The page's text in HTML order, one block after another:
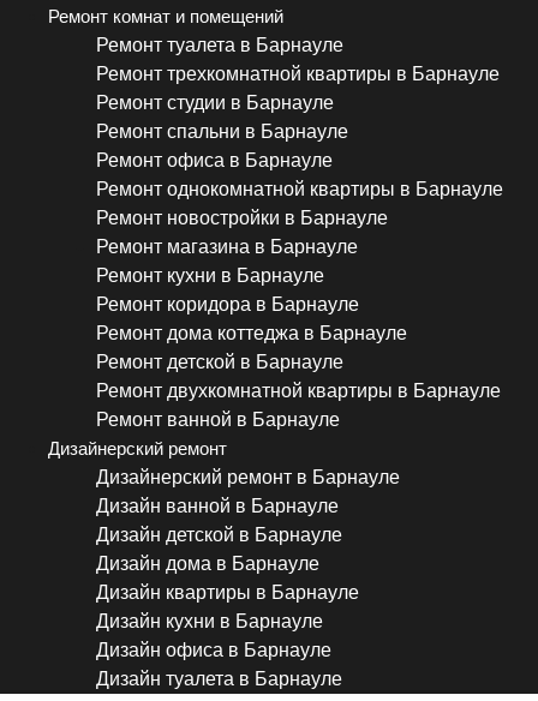
Ремонт комнат и помещений
Ремонт туалета в Барнауле
Ремонт трехкомнатной квартиры в Барнауле
Ремонт студии в Барнауле
Ремонт спальни в Барнауле
Ремонт офиса в Барнауле
Ремонт однокомнатной квартиры в Барнауле
Ремонт новостройки в Барнауле
Ремонт магазина в Барнауле
Ремонт кухни в Барнауле
Ремонт коридора в Барнауле
Ремонт дома коттеджа в Барнауле
Ремонт детской в Барнауле
Ремонт двухкомнатной квартиры в Барнауле
Ремонт ванной в Барнауле
Дизайнерский ремонт
Дизайнерский ремонт в Барнауле
Дизайн ванной в Барнауле
Дизайн детской в Барнауле
Дизайн дома в Барнауле
Дизайн квартиры в Барнауле
Дизайн кухни в Барнауле
Дизайн офиса в Барнауле
Дизайн туалета в Барнауле